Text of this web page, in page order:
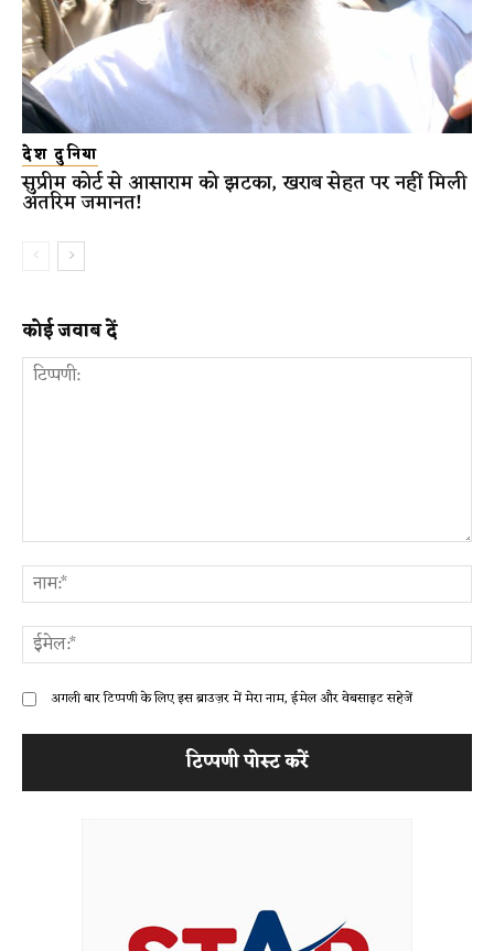
देश दुनिया
सुप्रीम कोर्ट से आसाराम को झटका, खराब सेहत पर नहीं मिली
अंतरिम जमानत!
कोई जवाब दें
अगली बार टिप्पणी के लिए इस ब्राउज़र में मेरा नाम, ईमेल और वेबसाइट सहेजें